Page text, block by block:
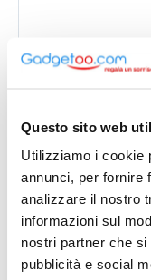
Questo sito web
Utilizziamo i cookie
annunci, per fornire
analizzare il nostro
informazioni sul
nostri partner che
pubblicità e social